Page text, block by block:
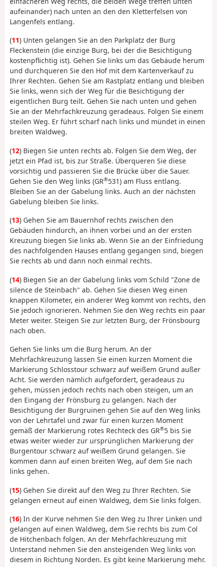
aufeinander) nach unten an den den Kletterfelsen von
Langenfels entlang.
(11) Unten gelangen Sie an den Parkplatz der Burg
Fleckenstein (die einzige Burg, bei der die Besichtigung
kostenpflichtig ist). Gehen Sie links um das Gebäude herum
und durchqueren Sie den Hof mit dem Kartenverkauf zu
Ihrer Rechten. Gehen Sie am Rastplatz entlang und bleiben
Sie links, wenn sich der Weg für die Besichtigung der
eigentlichen Burg teilt. Gehen Sie nach unten und gehen
Sie an der Mehrfachkreuzung geradeaus. Folgen Sie einem
steilen Weg. Er führt scharf nach links und mündet in einen
breiten Waldweg.
(12) Biegen Sie unten rechts ab. Folgen Sie dem Weg, der
jetzt ein Pfad ist, bis zur Straße. Überqueren Sie diese
vorsichtig und passieren Sie die Brücke über die Sauer.
Gehen Sie den Weg links (GR®531) am Fluss entlang.
Bleiben Sie an der Gabelung links. Auch an der nächsten
Gabelung bleiben Sie links.
(13) Gehen Sie am Bauernhof rechts zwischen den
Gebäuden hindurch, an ihnen vorbei und an der ersten
Kreuzung biegen Sie links ab. Wenn Sie an der Einfriedung
des nachfolgenden Hauses entlang gegangen sind, biegen
Sie rechts ab und dann noch einmal rechts.
(14) Biegen Sie an der Gabelung links vom Schild "Zone de
silence de Steinbach" ab. Gehen Sie diesen Weg einen
knappen Kilometer, ein anderer Weg kommt von rechts, den
Sie jedoch ignorieren. Nehmen Sie den Weg rechts ein paar
Meter weiter. Steigen Sie zur letzten Burg, der Frönsbourg
nach oben.
Gehen Sie links um die Burg herum. An der
Mehrfachkreuzung lassen Sie einen kurzen Moment die
Markierung Schlosstour schwarz auf weißem Grund außer
Acht. Sie werden nämlich aufgefordert, geradeaus zu
gehen, müssen jedoch rechts nach oben steigen, um an
den Eingang der Frönsburg zu gelangen. Nach der
Besichtigung der Burgruinen gehen Sie auf den Weg links
von der Lehrtafel und zwar für einen kurzen Moment
gemäß der Markierung rotes Rechteck des GR®5 bis Sie
etwas weiter wieder zur ursprünglichen Markierung der
Burgentour schwarz auf weißem Grund gelangen. Sie
kommen dann auf einen breiten Weg, auf dem Sie nach
links gehen.
(15) Gehen Sie direkt auf den Weg zu Ihrer Rechten. Sie
gelangen erneut auf einen Waldweg, dem Sie links folgen.
(16) In der Kurve nehmen Sie den Weg zu Ihrer Linken und
gelangen auf einen Waldweg, dem Sie rechts bis zum Col
de Hitchenbach folgen. An der Mehrfachkreuzung mit
Unterstand nehmen Sie den ansteigenden Weg links von
diesem in Richtung Norden. Es gibt keine Markierung mehr.